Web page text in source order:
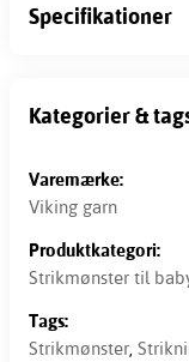
Specifikationer
Kategorier &
Varemærke:
Viking garn
Produktkategori:
Strikmønster til
Tags:
Strikmønster,